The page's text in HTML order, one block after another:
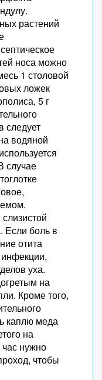
растений
носа можно
1 столовой
ложек
5 г
следует
водяной
случае
Если боль в
отита
уха.
на
Кроме того,
каплю меда
на
нужно
чтобы